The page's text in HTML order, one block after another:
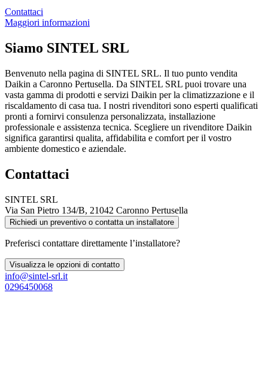
Contattaci
Maggiori informazioni
Siamo SINTEL SRL
Benvenuto nella pagina di SINTEL SRL. Il tuo punto vendita
Daikin a Caronno Pertusella. Da SINTEL SRL puoi trovare una
vasta gamma di prodotti e servizi Daikin per la climatizzazione e il
riscaldamento di casa tua. I nostri rivenditori sono esperti qualificati
pronti a fornirvi consulenza personalizzata, installazione
professionale e assistenza tecnica. Scegliere un rivenditore Daikin
significa garantirsi qualita, affidabilita e comfort per il vostro
ambiente domestico e aziendale.
Contattaci
SINTEL SRL
Via San Pietro 134/B, 21042 Caronno Pertusella
Richiedi un preventivo o contatta un installatore
Preferisci contattare direttamente l’installatore?
Visualizza le opzioni di contatto
info@sintel-srl.it
0296450068